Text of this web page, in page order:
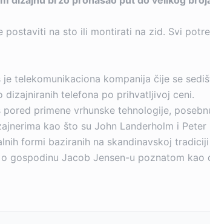
postaviti na sto ili montirati na zid. Svi
je telekomunikaciona kompanija čije se
dizajniranih telefona po prihvatljivoj ceni.
pored primene vrhunske tehnologije,
kao što su John Landerholm i
formi baziranih na skandinavskoj
gospodinu Jacob Jensen-u poznatom